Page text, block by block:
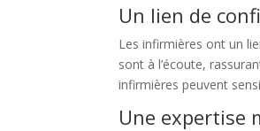
Un lien de
Les infirmières ont un
sont à l’écoute,
infirmières peuvent
Une expertise